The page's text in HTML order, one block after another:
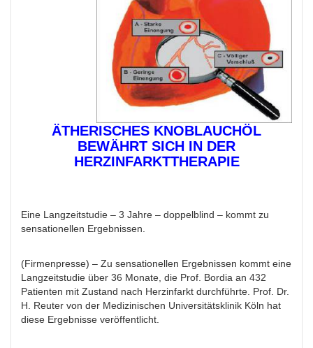
ÄTHERISCHES KNOBLAUCHÖL
BEWÄHRT SICH IN DER
HERZINFARKTTHERAPIE
Eine Langzeitstudie – 3 Jahre – doppelblind – kommt zu
sensationellen Ergebnissen.
(Firmenpresse) – Zu sensationellen Ergebnissen kommt eine
Langzeitstudie über 36 Monate, die Prof. Bordia an 432
Patienten mit Zustand nach Herzinfarkt durchführte. Prof. Dr.
H. Reuter von der Medizinischen Universitätsklinik Köln hat
diese Ergebnisse veröffentlicht.